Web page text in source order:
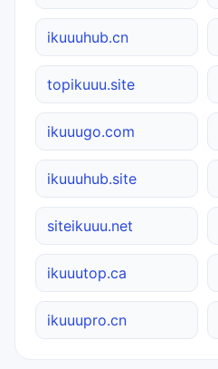
ikuuuhub.cn
topikuuu.site
ikuuugo.com
ikuuuhub.site
siteikuuu.net
ikuuutop.ca
ikuuupro.cn